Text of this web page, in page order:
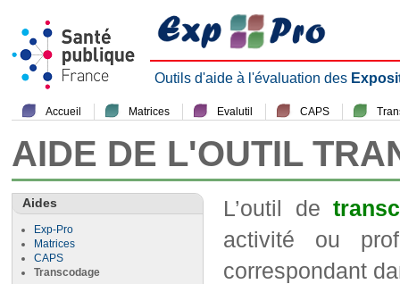
Outils d'aide à l'évaluation des
Accueil Matrices Evalutil CAPS
AIDE DE L'OUTIL
Aides
Exp-Pro
Matrices
CAPS
Transcodage
L’outil de
activité ou
correspondant